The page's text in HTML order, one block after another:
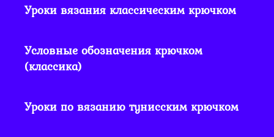
Уроки вязания классическим крючком
Условные обозначения крючком
(классика)
Уроки по вязанию тунисским крючком